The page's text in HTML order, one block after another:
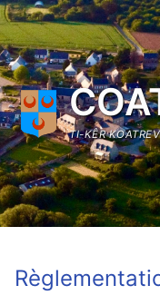
Aller
au
contenu
TI-KÊR